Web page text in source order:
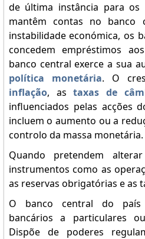
de última instância para os
mantêm contas no banco
instabilidade económica, os
concedem empréstimos
banco central exerce a sua
política monetária. O
inflação, astaxas de
influenciados pelas acções
incluem o aumento ou a
controlo da massa monetária.
Quando pretendem
instrumentos como as
as reservas obrigatórias e as
O banco central do país
bancários a particulares
Dispõe de poderes